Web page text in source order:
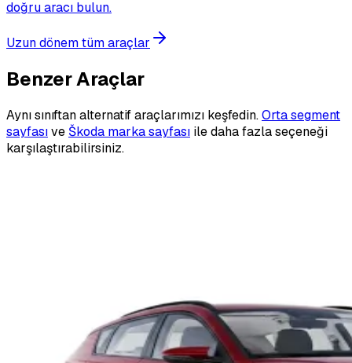
doğru aracı bulun.
Uzun dönem tüm araçlar
Benzer Araçlar
Aynı sınıftan alternatif araçlarımızı keşfedin.Orta segment
sayfasıve Škoda marka sayfası ile daha fazla seçeneği
karşılaştırabilirsiniz.